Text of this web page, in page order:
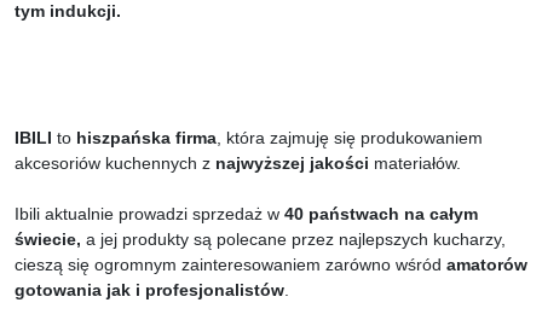
tym indukcji.
IBILI to hiszpańska firma , która zajmuję się produkowaniem
akcesoriów kuchennych z najwyższej jakości materiałów.
Ibili aktualnie prowadzi sprzedaż w 40 państwach na całym
świecie, a jej produkty są polecane przez najlepszych kucharzy,
cieszą się ogromnym zainteresowaniem zarówno wśród amatorów
gotowania jak i profesjonalistów